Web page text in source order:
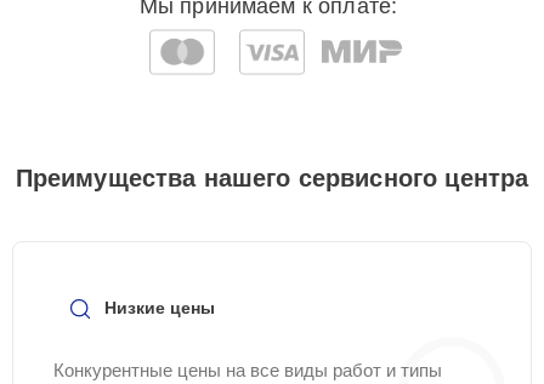
Мы принимаем к оплате:
Преимущества нашего сервисного центра
Низкие цены
Конкурентные цены на все виды работ и типы